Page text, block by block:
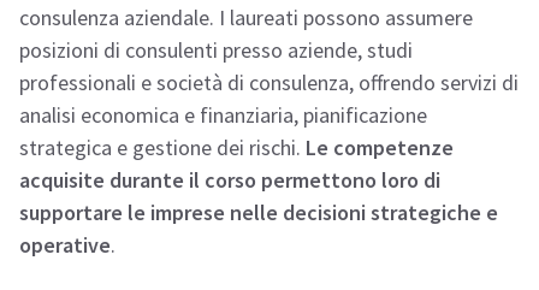
consulenza aziendale. I laureati possono assumere
posizioni di consulenti presso aziende, studi
professionali e società di consulenza, offrendo servizi di
analisi economica e finanziaria, pianificazione
strategica e gestione dei rischi. Le competenze
acquisite durante il corso permettono loro di
supportare le imprese nelle decisioni strategiche e
operative.